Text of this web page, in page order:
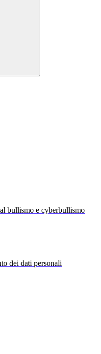
bullismo e cyberbullismo
dei dati personali